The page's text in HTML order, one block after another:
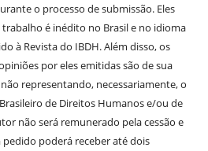
o processo de submissão. Eles
é inédito no Brasil e no idioma
à Revista do IBDH. Além disso, os
por eles emitidas são de sua
representando, necessariamente, o
de Direitos Humanos e/ou de
não será remunerado pela cessão e
poderá receber até dois